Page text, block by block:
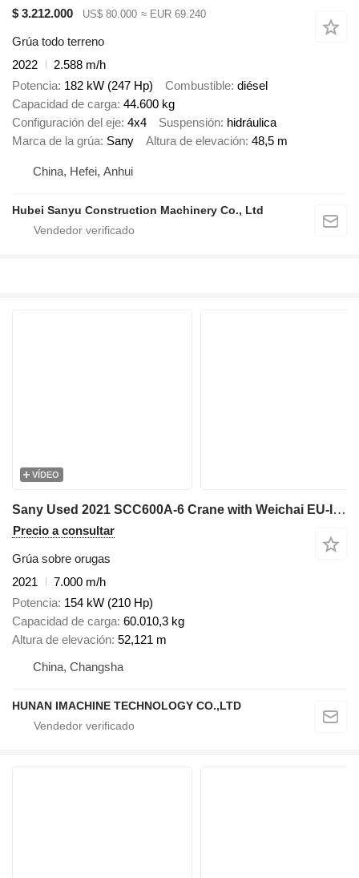
$ 3.212.000 US$ 80.000 ≈ EUR 69.240
Grúa todo terreno
2022
2.588 m/h
Potencia 182 kW (247 Hp) Combustible diésel
Capacidad de carga 44.600 kg
Configuración del eje 4x4 Suspensión hidráulica
Marca de la grúa Sany Altura de elevación 48,5 m
China, Hefei, Anhui
Hubei Sanyu Construction Machinery Co., Ltd
VÍDEO
Sany Used 2021 SCC600A-6 Crane with Weichai EU-III Engine - 37m Full
Precio a consultar
Grúa sobre orugas
2021
7.000 m/h
Potencia 154 kW (210 Hp)
Capacidad de carga 60.010,3 kg
Altura de elevación 52,121 m
China, Changsha
HUNAN IMACHINE TECHNOLOGY CO.,LTD